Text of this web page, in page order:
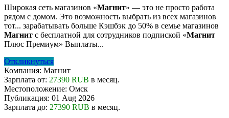
Широкая сеть магазинов «Магнит» — это не просто работа
рядом с домом. Это возможность выбрать из всех магазинов
тот... зарабатывать больше Кэшбэк до 50% в семье магазинов
Магнит с бесплатной для сотрудников подпиской «Магнит
Плюс Премиум» Выплаты...
Откликнуться
Компания: Магнит
Зарплата от: 27390 RUB в месяц.
Местоположение: Омск
Публикация: 01 Aug 2026
Зарплата до: 27390 RUB в месяц.